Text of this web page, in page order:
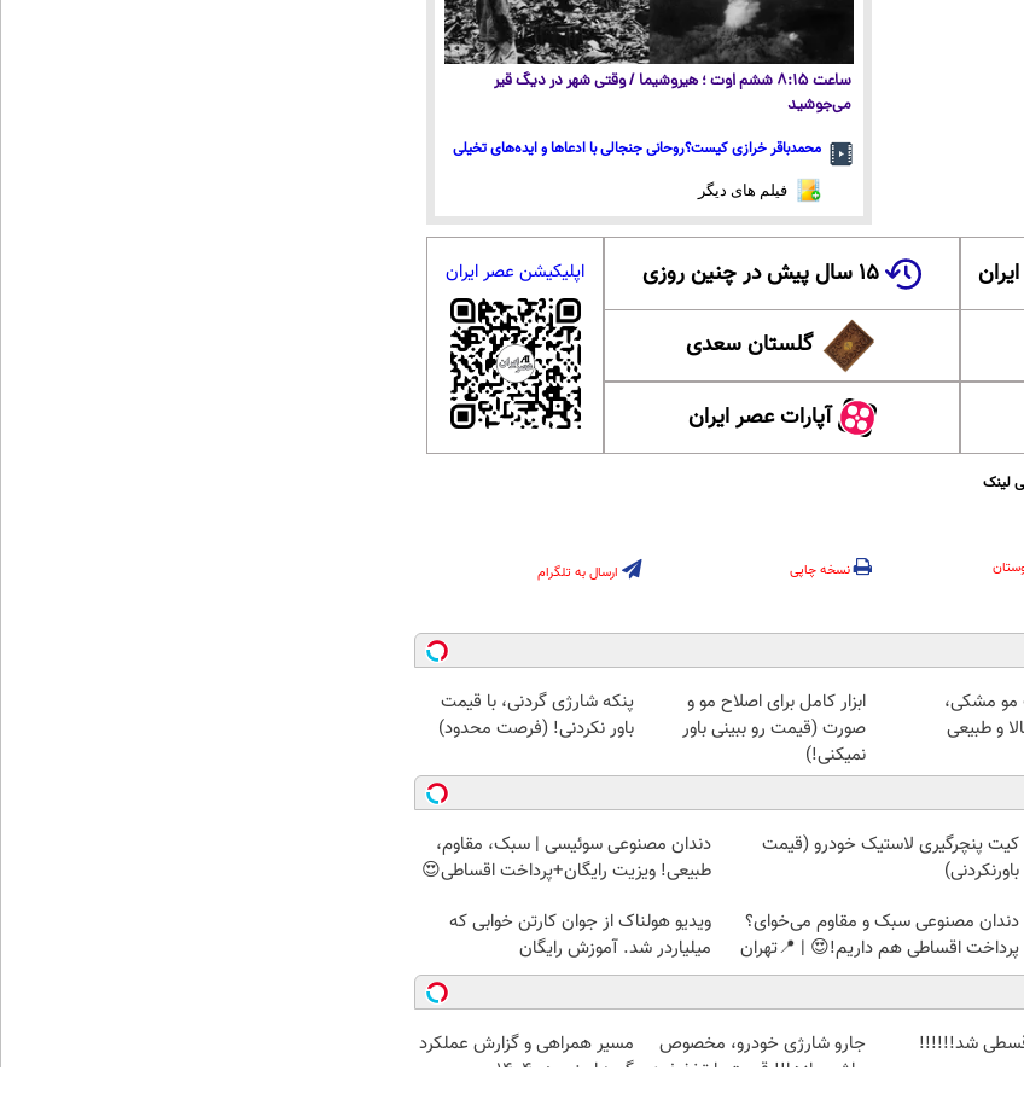
ساعت ۸:۱۵ ششم اوت ؛ هیروشیما / وقتی شهر در دیگ قیر
می‌جوشید
محمدباقر خرازی کیست؟روحانی جنجالی با ادعاها و ایده‌های تخیلی
فیلم های دیگر
۱۵ سال پیش در چنین روزی
گلستان سعدی
آپارات عصر ایران
اپلیکیشن عصر ایران
لینک
نسخه چاپی ارسال به تلگرام
مو مشکی،
و طبیعی
ابزار کامل برای اصلاح مو و
صورت (قیمت رو ببینی باور
نمیکنی!)
پنکه شارژی گردنی، با قیمت
باور نکردنی! (فرصت محدود)
کیت پنچرگیری لاستیک خودرو (قیمت
باورنکردنی)
دندان مصنوعی سوئیسی | سبک، مقاوم،
طبیعی! ویزیت رایگان+پرداخت اقساطی😍
دندان مصنوعی سبک و مقاوم می‌خوای؟
پرداخت اقساطی هم داریم!😍 | 📍تهران
ویدیو هولناک از جوان کارتن خوابی که
میلیاردر شد. آموزش رایگان
قسطی شد!!!!!!
جارو شارژی خودرو، مخصوص
ماشین‌باز‌ها!! قیمت با تخفیف:
مسیر همراهی و گزارش عملکرد
گروه اسنپ در ۱۴۰۴